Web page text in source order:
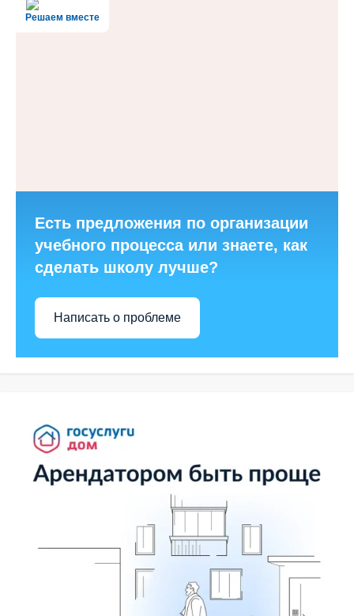
Решаем вместе
Есть предложения по организации
учебного процесса или знаете, как
сделать школу лучше?
Написать о проблеме